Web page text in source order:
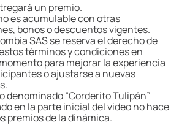
un premio.
es acumulable con otras
bonos o descuentos vigentes.
SAS se reserva el derecho de
términos y condiciones en
para mejorar la experiencia
o ajustarse a nuevas
denominado “Corderito Tulipán”
en la parte inicial del video no hace
premios de la dinámica.